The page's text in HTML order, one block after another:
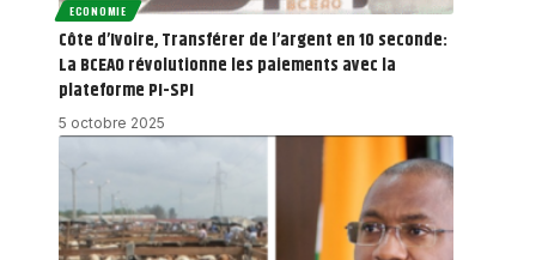
ECONOMIE
Côte d’Ivoire, Transférer de l’argent en 10 seconde:
La BCEAO révolutionne les paiements avec la
plateforme PI-SPI
5 octobre 2025